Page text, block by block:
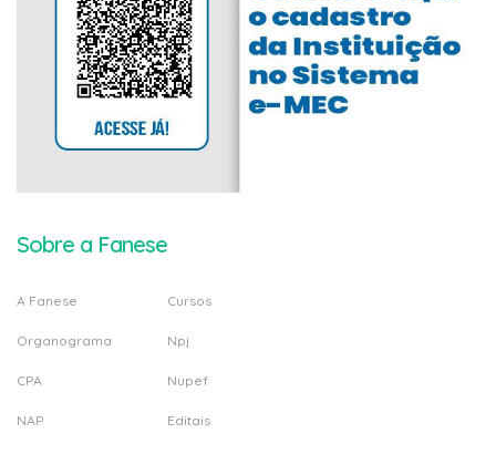
Sobre a Fanese
A Fanese
Organograma
CPA
NAP
Cursos
Npj
Nupef
Editais